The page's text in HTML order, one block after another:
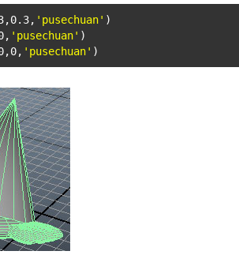
'pusechuan' )
'pusechuan' )
'pusechuan' )